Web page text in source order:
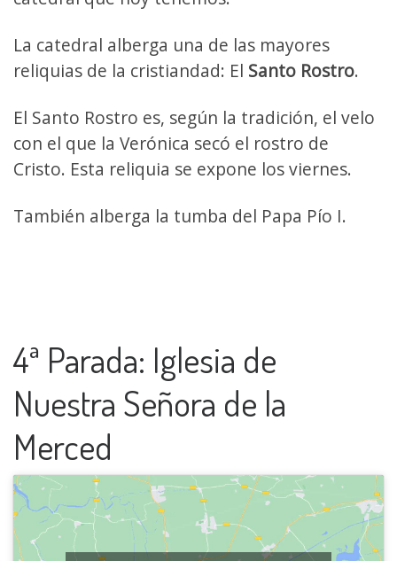
La catedral alberga una de las mayores
reliquias de la cristiandad: El Santo Rostro.
El Santo Rostro es, según la tradición, el velo
con el que la Verónica secó el rostro de
Cristo. Esta reliquia se expone los viernes.
También alberga la tumba del Papa Pío I.
4ª Parada: Iglesia de
Nuestra Señora de la
Merced